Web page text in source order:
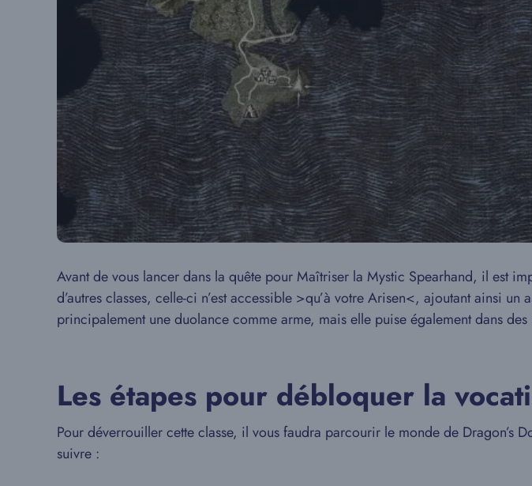
Avant de vous lancer dans la quête pour Maîtriser la Mystic Spearhand, il est
d’autres classes, celle-ci n’est accessible >qu’à votre Arisen<, ajoutant ainsi
principalement une duolance comme arme, mais elle puise également dans
Les étapes pour débloquer la
Pour déverrouiller cette classe, il vous faudra parcourir le monde de Dragon’s
suivre :